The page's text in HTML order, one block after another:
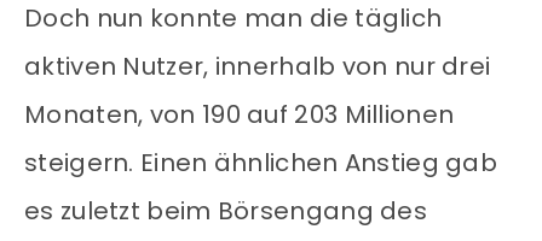
Doch nun konnte man die täglich
aktiven Nutzer, innerhalb von nur drei
Monaten, von 190 auf 203 Millionen
steigern. Einen ähnlichen Anstieg gab
es zuletzt beim Börsengang des